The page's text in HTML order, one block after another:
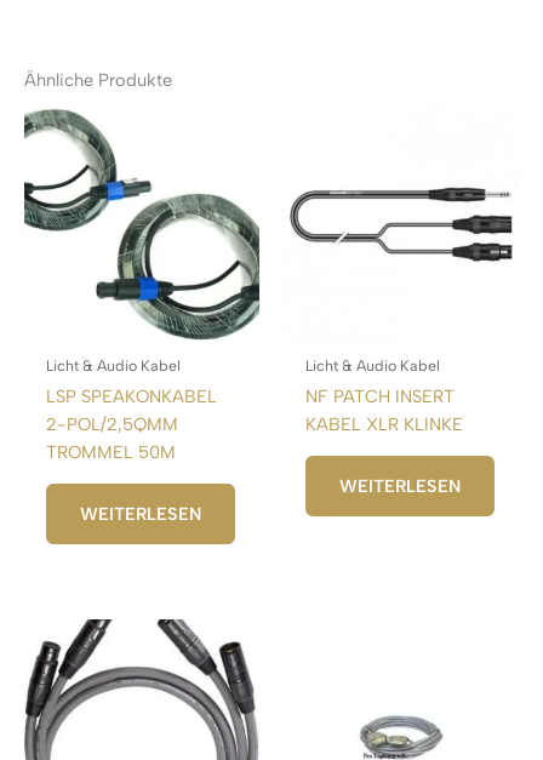
Ähnliche Produkte
Licht & Audio Kabel
LSP SPEAKONKABEL
2-POL/2,5QMM
TROMMEL 50M
WEITERLESEN
Licht & Audio Kabel
NF PATCH INSERT
KABEL XLR KLINKE
WEITERLESEN